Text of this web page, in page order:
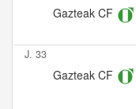
Gazteak CF
J. 33
Gazteak CF